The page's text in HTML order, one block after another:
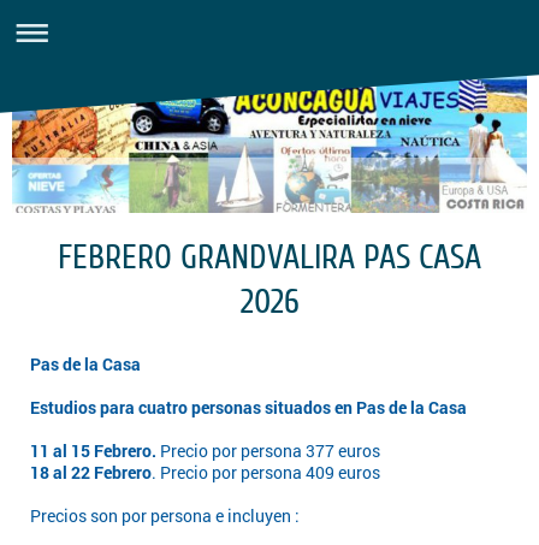
FEBRERO GRANDVALIRA PAS CASA
2026
Pas de la Casa
Estudios para cuatro personas situados en Pas de la Casa
11 al 15 Febrero. Precio por persona 377 euros
18 al 22 Febrero. Precio por persona 409 euros
Precios son por persona e incluyen :